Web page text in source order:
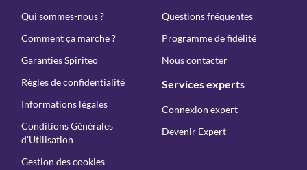
Qui sommes-nous ?
Comment ça marche ?
Garanties Spiriteo
Règles de confidentialité
Informations légales
Conditions Générales
d'Utilisation
Gestion des cookies
Questions fréquentes
Programme de fidélité
Nous contacter
Services experts
Connexion expert
Devenir Expert